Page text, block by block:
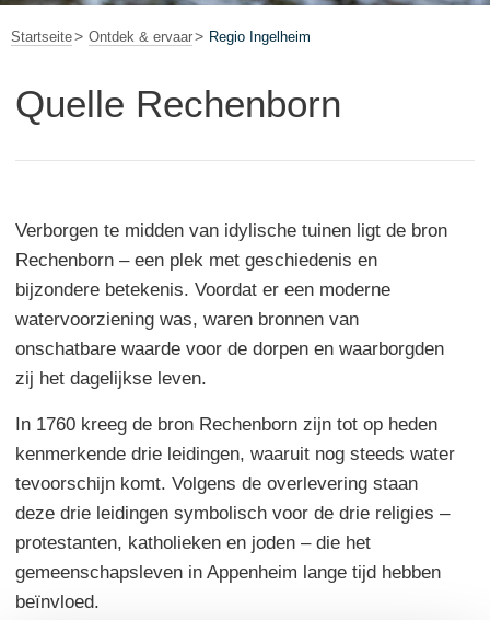
Startseite Ontdek & ervaar Regio Ingelheim
Quelle Rechenborn
Verborgen te midden van idylische tuinen ligt de bron
Rechenborn – een plek met geschiedenis en
bijzondere betekenis. Voordat er een moderne
watervoorziening was, waren bronnen van
onschatbare waarde voor de dorpen en waarborgden
zij het dagelijkse leven.
In 1760 kreeg de bron Rechenborn zijn tot op heden
kenmerkende drie leidingen, waaruit nog steeds water
tevoorschijn komt. Volgens de overlevering staan
deze drie leidingen symbolisch voor de drie religies –
protestanten, katholieken en joden – die het
gemeenschapsleven in Appenheim lange tijd hebben
beïnvloed.